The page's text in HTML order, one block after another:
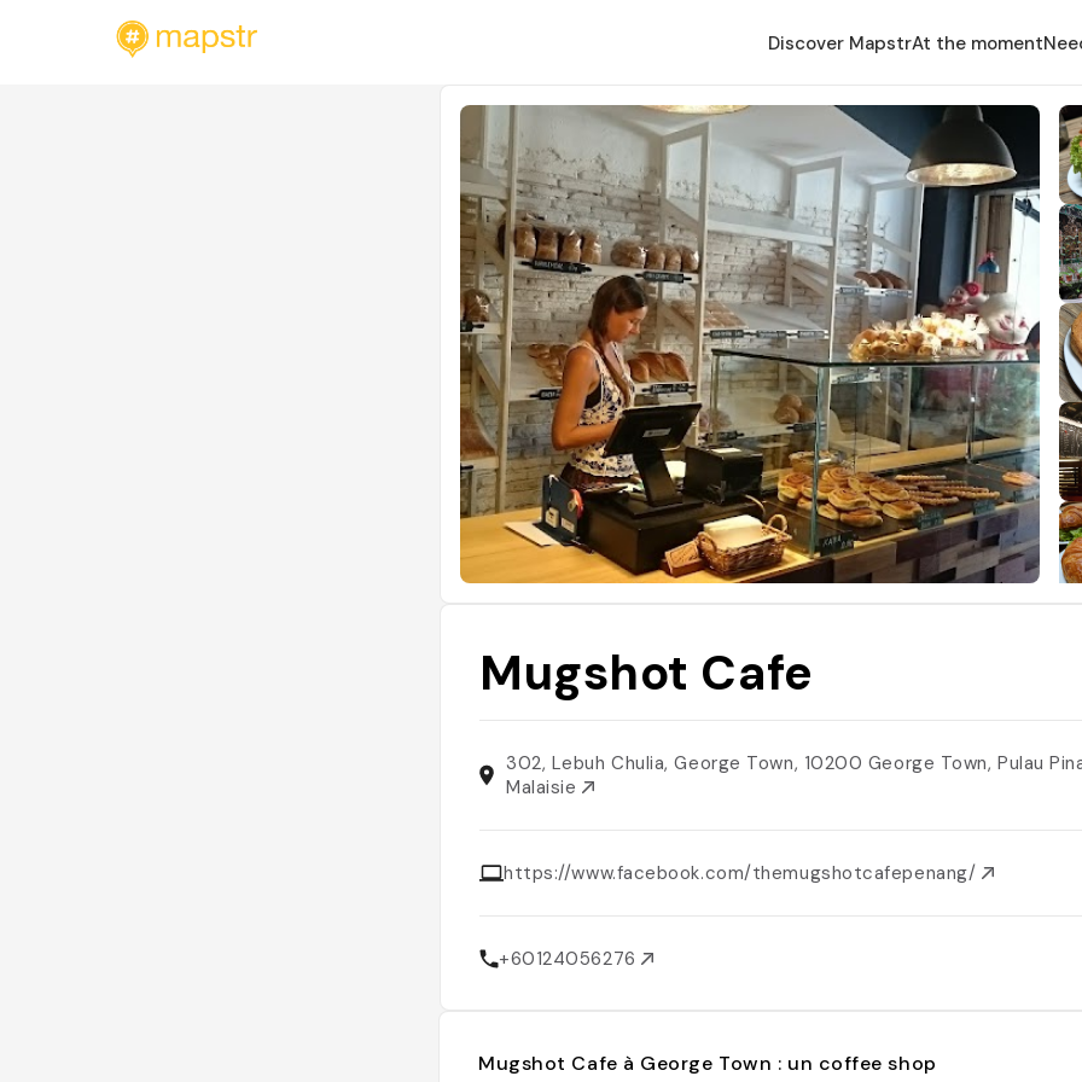
Discover MapstrAt the moment
Mugshot Cafe
302, Lebuh Chulia, George Town, 10200 George Town, Pulau
Malaisie
https://www.facebook.com/themugshotcafepenang/
+60124056276
Mugshot Cafe à George Town : un coffee shop